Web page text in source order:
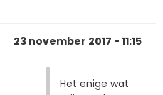
23 november 2017 - 11:15
Het enige wat